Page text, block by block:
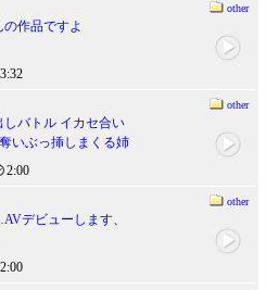
other
作品ですよ
3:32
other
バトル イカセ合い
いぶっ挿しまくる姉
2:00
other
デビューします、
2:00